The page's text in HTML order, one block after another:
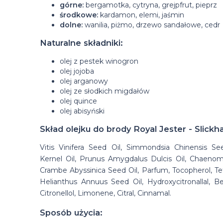
górne: bergamotka, cytryna, grejpfrut, pieprz
środkowe: kardamon, elemi, jaśmin
dolne: wanilia, piżmo, drzewo sandałowe, cedr
Naturalne składniki:
olej z pestek winogron
olej jojoba
olej arganowy
olej ze słodkich migdałów
olej quince
olej abisyński
Skład olejku do brody Royal Jester -
Vitis Vinifera Seed Oil, Simmondsia Chinensis
Kernel Oil, Prunus Amygdalus Dulcis Oil,
Crambe Abyssinica Seed Oil, Parfum, Tocopherol,
Helianthus Annuus Seed Oil, Hydroxycitronallal,
Citronellol, Limonene, Citral, Cinnamal.
Sposób użycia: